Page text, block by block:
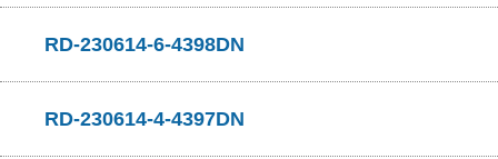
RD-230614-6-4398DN
RD-230614-4-4397DN